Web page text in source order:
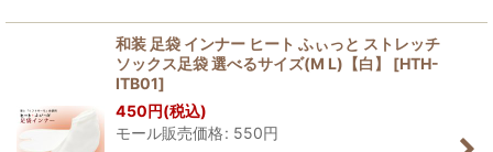
和装 足袋 インナー ヒート ふぃっと ストレッチ
ソックス足袋 選べるサイズ(M L)【白】
[HTH-
ITB01]
450円(税込)
モール販売価格: 550円